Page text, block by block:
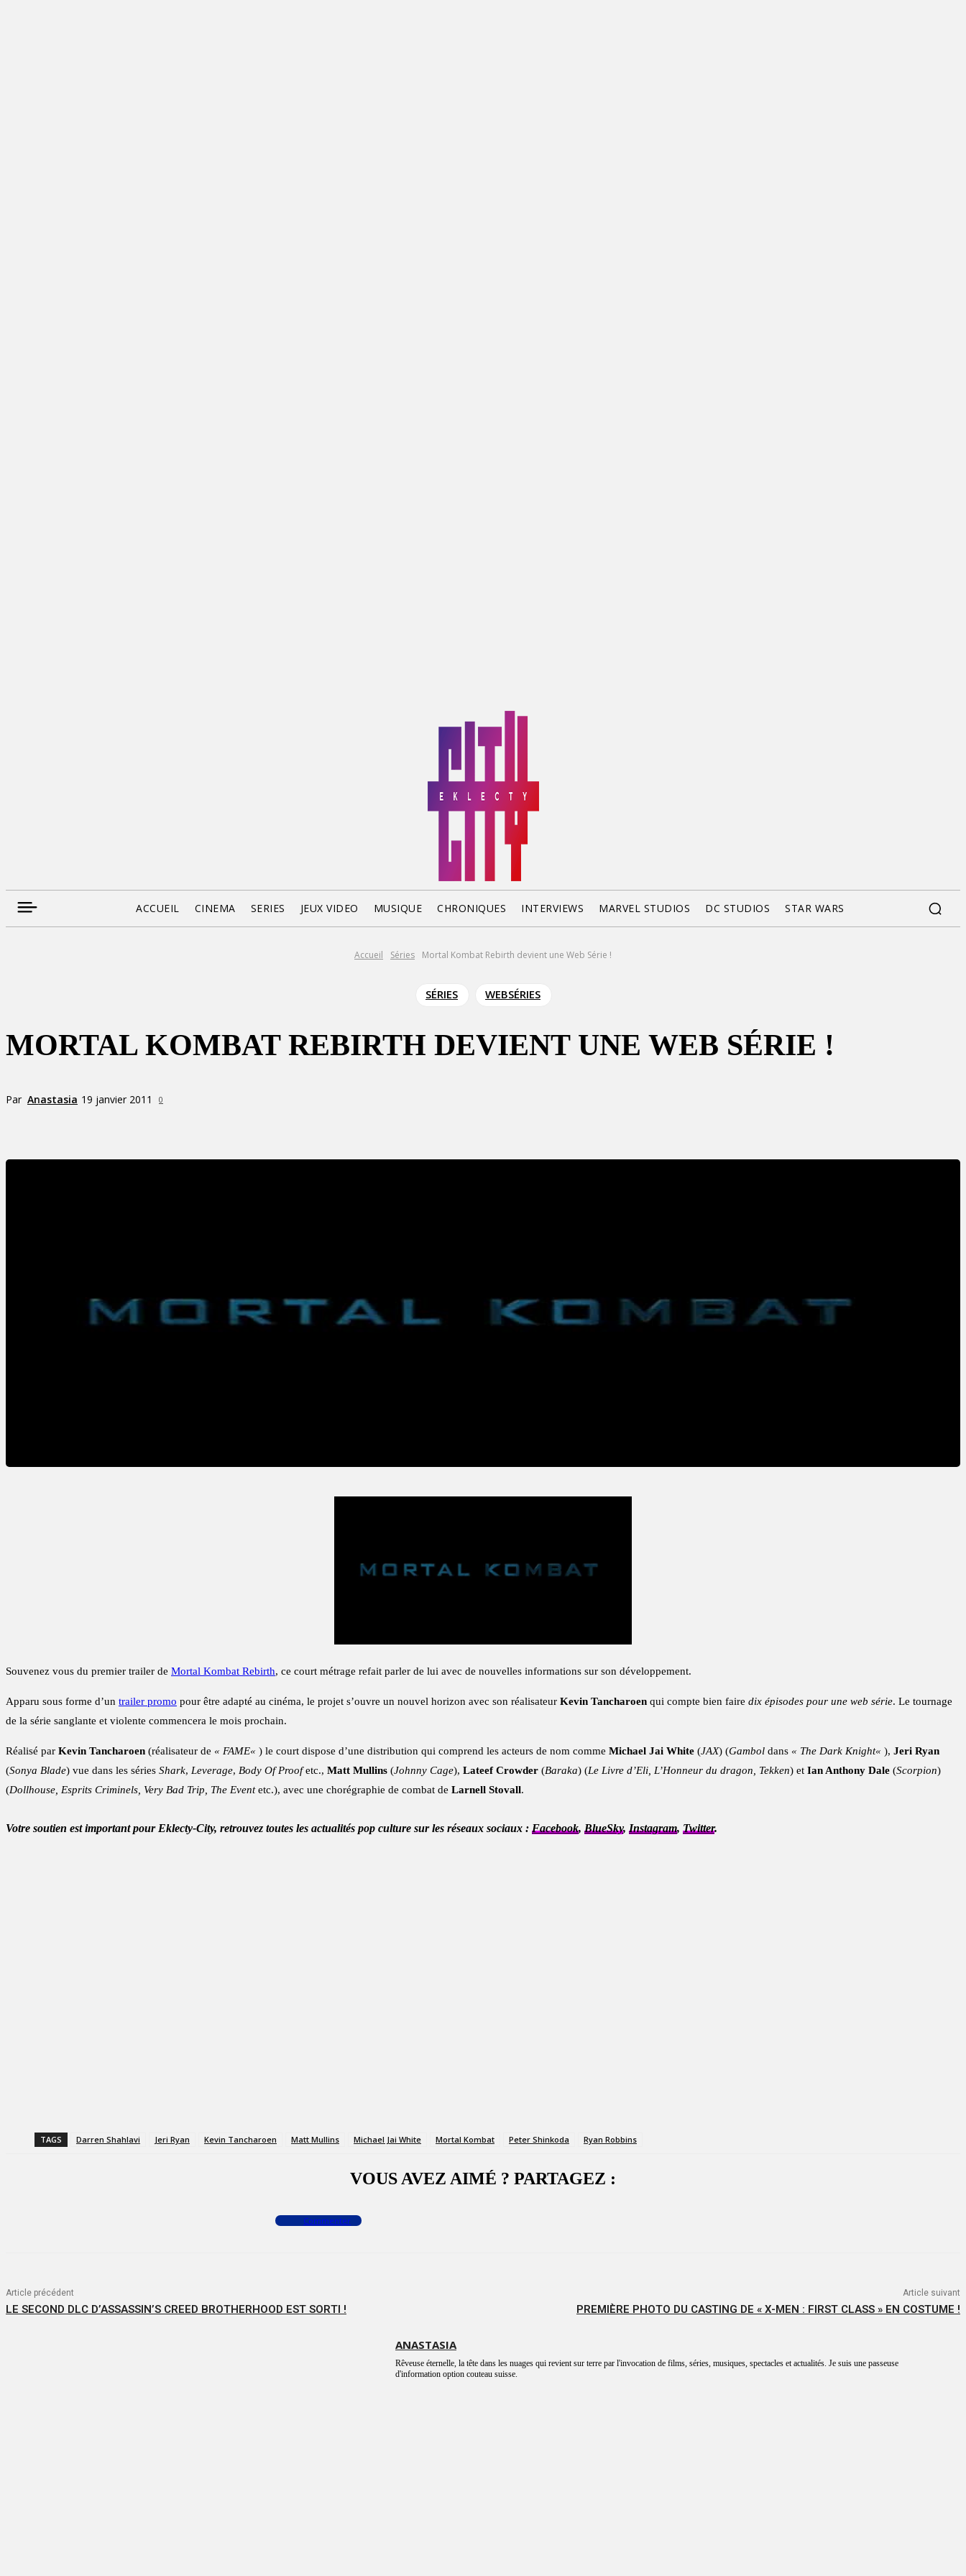
ACCUEIL CINEMA SERIES JEUX VIDEO MUSIQUE CHRONIQUES INTERVIEWS MARVEL STUDIOS DC STUDIOS STAR WARS
Accueil Séries Mortal Kombat Rebirth devient une Web Série !
SÉRIES WEBSÉRIES
MORTAL KOMBAT REBIRTH DEVIENT UNE WEB SÉRIE !
Par Anastasia 19 janvier 2011 0
Souvenez vous du premier trailer de Mortal Kombat Rebirth, ce court métrage refait parler de lui avec de nouvelles informations sur son développement.
Apparu sous forme d’un trailer promo pour être adapté au cinéma, le projet s’ouvre un nouvel horizon avec son réalisateur Kevin Tancharoen qui compte bien faire dix épisodes pour une web série. Le tournage
de la série sanglante et violente commencera le mois prochain.
Réalisé par Kevin Tancharoen (réalisateur de « FAME« ) le court dispose d’une distribution qui comprend les acteurs de nom comme Michael Jai White (JAX) (Gambol dans « The Dark Knight« ), Jeri Ryan
(Sonya Blade) vue dans les séries Shark, Leverage, Body Of Proofetc., Matt Mullins (Johnny Cage), Lateef Crowder (Baraka) (Le Livre d’Eli, L’Honneur du dragon, Tekken) et Ian Anthony Dale (Scorpion)
(Dollhouse, Esprits Criminels, Very Bad Trip, The Eventetc.), avec une chorégraphie de combat de Larnell Stovall.
Votre soutien est important pour Eklecty-City, retrouvez toutes les actualités pop culture sur les réseaux sociaux : Facebook, BlueSky, Instagram, Twitter.
TAGS Darren Shahlavi Jeri Ryan Kevin Tancharoen Matt Mullins Michael Jai White Mortal Kombat Peter Shinkoda Ryan Robbins
VOUS AVEZ AIMÉ ? PARTAGEZ :
Commenter
Article précédent
LE SECOND DLC D’ASSASSIN’S CREED BROTHERHOOD EST SORTI !
Article suivant
PREMIÈRE PHOTO DU CASTING DE « X-MEN : FIRST CLASS » EN COSTUME !
ANASTASIA
Rêveuse éternelle, la tête dans les nuages qui revient sur terre par l'invocation de films, séries, musiques, spectacles et actualités. Je suis une passeuse
d'information option couteau suisse.